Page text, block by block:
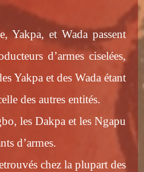
Yakpa, et Wada passent
d’armes ciselées,
Yakpa et des Wada étant
des autres entités.
les Dakpa et les Ngapu
d’armes.
chez la plupart des